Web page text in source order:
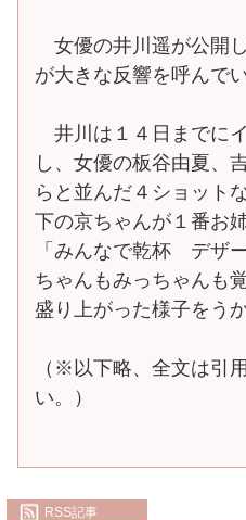
女優の井川遥が公開
が大きな反響を呼んでい
井川は１４日までに
し、女優の板谷由夏、
らと並んだ４ショット
下の京ちゃんが１番お
「みんなで乾杯 デザ
ちゃんもみっちゃんも
盛り上がった様子をう
（※以下略、全文は引
い。）
RSS記事